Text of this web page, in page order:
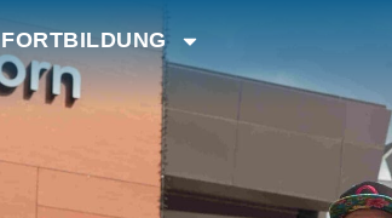
FORTBILDUNG